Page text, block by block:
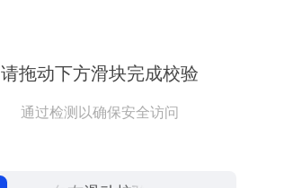
请拖动下方滑块完成校验
通过检测以确保安全访问